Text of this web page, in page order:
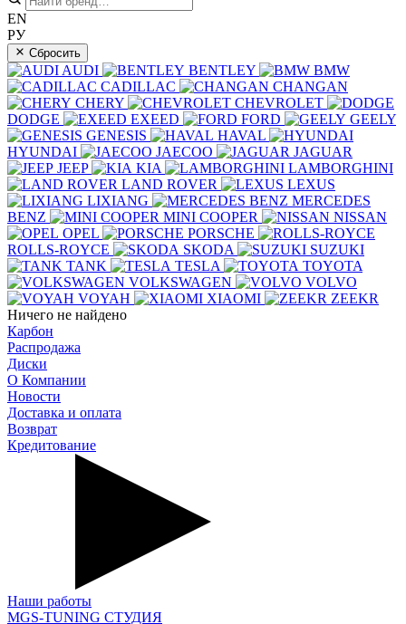
EN
РУ
Сбросить
AUDI BENTLEY
BMW
CADILLAC
CHANGAN
CHERY
CHEVROLET
DODGE
EXEED FORD
GEELY
GENESIS
HAVAL
HYUNDAI
JAECOO
JAGUAR
JEEP
KIA
LAMBORGHINI
LAND ROVER
LEXUS
LIXIANG
MERCEDES
BENZ
MINI COOPER
NISSAN
OPEL
PORSCHE
ROLLS-ROYCE
SKODA
SUZUKI
TANK
TESLA
TOYOTA
VOLKSWAGEN
VOLVO
VOYAH
XIAOMI
ZEEKR
Ничего не найдено
Карбон
Распродажа
Диски
О Компании
Новости
Доставка и оплата
Возврат
Кредитование
Наши работы
MGS-TUNING СТУДИЯ